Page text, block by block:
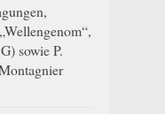
sowie P.